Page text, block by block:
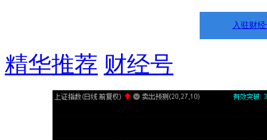
入驻财
精华推荐 财经号